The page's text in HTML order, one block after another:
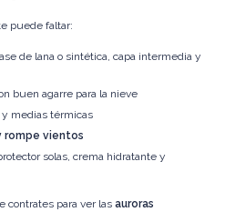
puede faltar:
de lana o sintética, capa intermedia y
buen agarre para la nieve
y medias térmicas
rompe vientos
solas, crema hidratante y
contrates para ver las auroras